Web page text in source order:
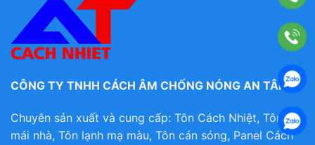
CÔNG TY TNHH CÁCH ÂM CHỐNG NÓNG AN TÂM.
Chuyên sản xuất và cung cấp: Tôn Cách Nhiệt, Tôn lợp
mái nhà, Tôn lạnh mạ màu, Tôn cán sóng, Panel Cách